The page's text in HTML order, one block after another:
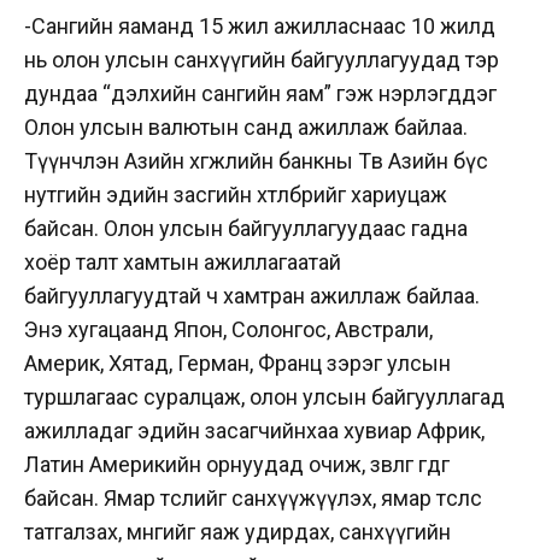
-Сангийн яаманд 15 жил ажилласнаас 10 жилд
нь олон улсын санхүүгийн байгууллагуудад тэр
дундаа “дэлхийн сангийн яам” гэж нэрлэгддэг
Олон улсын валютын санд ажиллаж байлаа.
Түүнчлэн Азийн хөгжлийн банкны Төв Азийн бүс
нутгийн эдийн засгийн хөтөлбөрийг хариуцаж
байсан. Олон улсын байгууллагуудаас гадна
хоёр талт хамтын ажиллагаатай
байгууллагуудтай ч хамтран ажиллаж байлаа.
Энэ хугацаанд Япон, Солонгос, Австрали,
Америк, Хятад, Герман, Франц зэрэг улсын
туршлагаас суралцаж, олон улсын байгууллагад
ажилладаг эдийн засагчийнхаа хувиар Африк,
Латин Америкийн орнуудад очиж, зөвлөгөө өгдөг
байсан. Ямар төслийг санхүүжүүлэх, ямар төслөөс
татгалзах, мөнгийг яаж удирдах, санхүүгийн